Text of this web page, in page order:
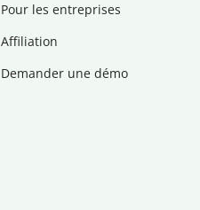
Pour les entreprises
Affiliation
Demander une démo